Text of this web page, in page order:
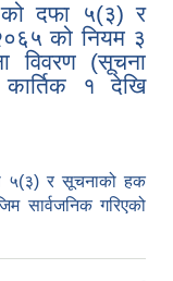
दफा ५(३) र
को नियम ३
विवरण (सूचना
१ देखि
५(३) र सूचनाको हक
सार्वजनिक गरिएको